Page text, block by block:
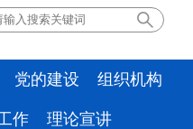
党的建设 组织机构
作 理论宣讲